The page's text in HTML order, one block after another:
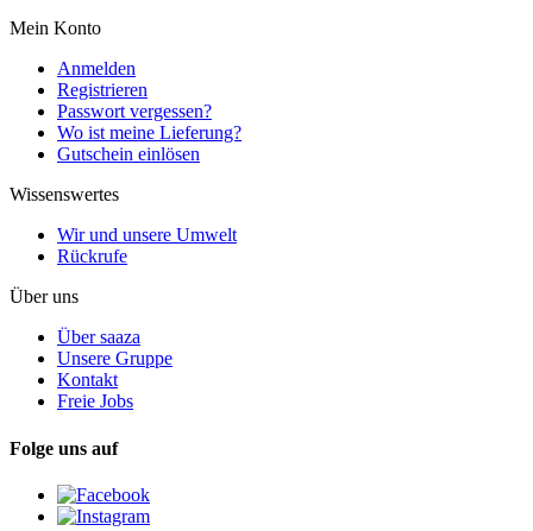
Mein Konto
Anmelden
Registrieren
Passwort vergessen?
Wo ist meine Lieferung?
Gutschein einlösen
Wissenswertes
Wir und unsere Umwelt
Rückrufe
Über uns
Über saaza
Unsere Gruppe
Kontakt
Freie Jobs
Folge uns auf